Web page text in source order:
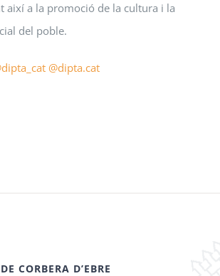
així a la promoció de la cultura i la
del poble.
@dipta.cat
CORBERA D’EBRE